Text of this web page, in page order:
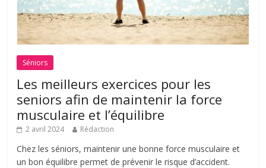
Séniors
Les meilleurs exercices pour les
seniors afin de maintenir la force
musculaire et l’équilibre
2 avril 2024 Rédaction
Chez les séniors, maintenir une bonne force musculaire et
un bon équilibre permet de prévenir le risque d’accident.